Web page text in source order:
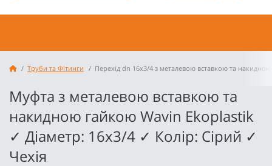
Труби та Фітинги Перехід dn 16х3/4 з металевою вставкою та
Муфта з металевою вставкою та
накидною гайкою Wavin Ekoplastik
✓ Діаметр: 16х3/4 ✓ Колір: Сірий ✓
Чехія